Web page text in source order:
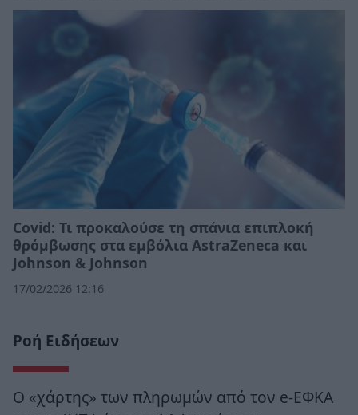
Covid: Τι προκαλούσε τη σπάνια επιπλοκή
θρόμβωσης στα εμβόλια AstraZeneca και
Johnson & Johnson
17/02/2026 12:16
Ροή Ειδήσεων
Ο «χάρτης» των πληρωμών από τον e-ΕΦΚΑ